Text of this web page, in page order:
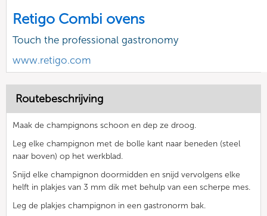
Retigo Combi ovens
Touch the professional gastronomy
www.retigo.com
Routebeschrijving
Maak de champignons schoon en dep ze droog.
Leg elke champignon met de bolle kant naar beneden (steel
naar boven) op het werkblad.
Snijd elke champignon doormidden en snijd vervolgens elke
helft in plakjes van 3 mm dik met behulp van een scherpe mes.
Leg de plakjes champignon in een gastronorm bak.